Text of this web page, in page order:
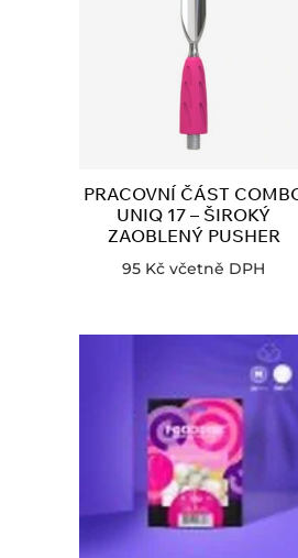
PRACOVNÍ ČÁST
UNIQ 17 – ŠIROKÝ
ZAOBLENÝ PUSHER
95 Kč včetně DPH